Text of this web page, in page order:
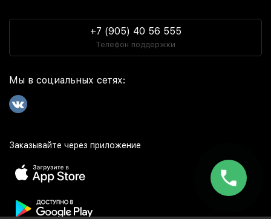
+7 (905) 40 56 555
Телефон поддержки
Мы в социальных сетях:
Заказывайте через приложение